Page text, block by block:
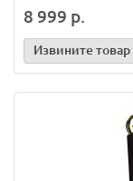
8 999 р.
Извините